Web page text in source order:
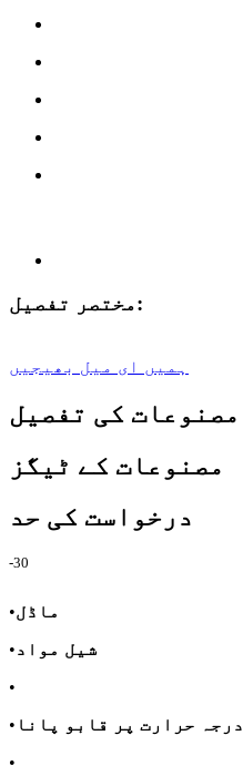
مختصر تفصیل:
ہمیں ای میل بھیجیں
مصنوعات کی تفصیل
مصنوعات کے ٹیگز
درخواست کی حد
-30
•ماڈل
•شیل مواد
•
• درجہ حرارت پر قابو پانا
•